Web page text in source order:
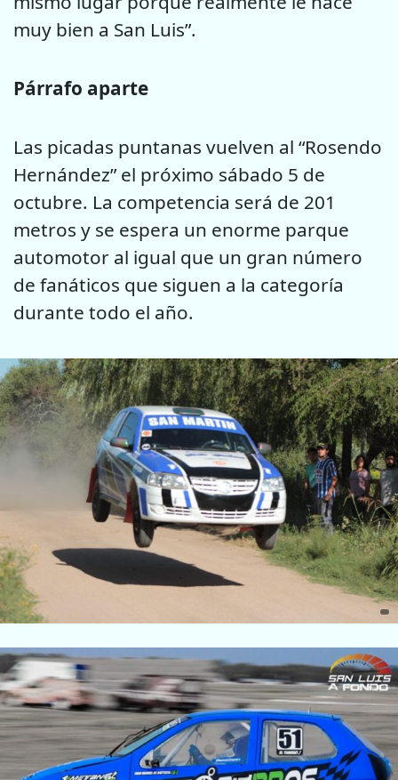
muy bien a San Luis”.
Párrafo aparte
Las picadas puntanas vuelven al “Rosendo
Hernández” el próximo sábado 5 de
octubre. La competencia será de 201
metros y se espera un enorme parque
automotor al igual que un gran número
de fanáticos que siguen a la categoría
durante todo el año.